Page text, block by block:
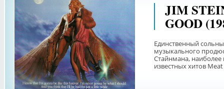
JIM
GOOD
Единственный
музыкального
Стайнмана, наиболее
известных хитов